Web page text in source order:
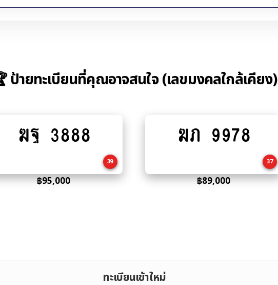
ป้ายทะเบียนที่คุณอาจสนใจ (เลขมงคลใกล้เคียง)
Add
to
ฆฐ 3888
39
฿95,000
Add
to
ฆภ 9978
37
฿89,000
ทะเบียนเข้าใหม่